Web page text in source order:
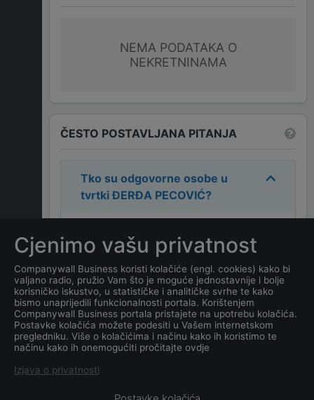
NEMA PODATAKA O
NEKRETNINAMA
ČESTO POSTAVLJANA PITANJA
Tko su odgovorne osobe u
tvrtkiĐERĐA PECOVIĆ?
ĐERĐA PECOVIĆ.
Koja je adresa tvrtke ĐERĐA
PECOVIĆ?
Koji je datum osnivanja
tvrtkeĐERĐA PECOVIĆ
Cjenimo vašu privatnost
Companywall Business koristi kolačiće (engl. cookies) kako bi
valjano radio, pružio Vam što je moguće jednostavnije i bolje
korisničko iskustvo, u statističke i analitičke svrhe te kako
bismo unaprijedili funkcionalnosti portala. Korištenjem
Companywall Business portala pristajete na upotrebu kolačića.
Postavke kolačića možete podesiti u Vašem internetskom
pregledniku. Više o kolačićima i načinu kako ih koristimo te
načinu kako ih onemogućiti pročitajte ovdje
Izjava o privatnosti